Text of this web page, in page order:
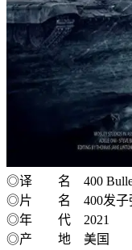
​​​​​​◎译 名 400
◎片 名 400发子
◎年 代 2021
◎产 地 美国